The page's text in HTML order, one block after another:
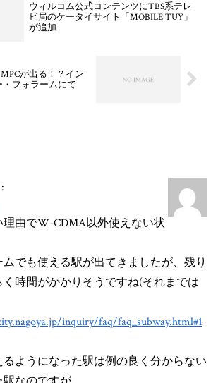
ウィルコム公式コンテンツにTBS系テレ
ビ局のケータイサイト「MOBILE TUY」
が追加
が出る！？イン
フォラームにて
理由でW-CDMA以外使えない状
でも使える駅が出てきましたが、残り
時間がかかりそうですね(それまでは
inquiry/faq/faq_subway.html#1
ようになった駅は例の良く分からない